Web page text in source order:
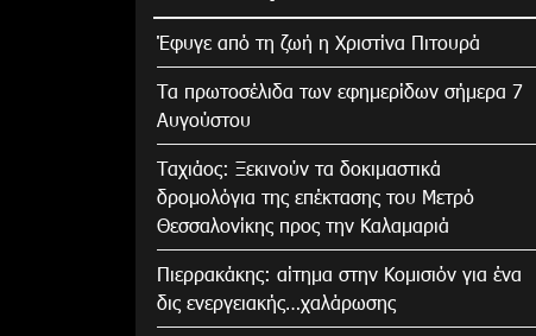
Έφυγε από τη ζωή η Χριστίνα Πιτουρά
Τα πρωτοσέλιδα των εφημερίδων σήμερα 7
Αυγούστου
Tαχιάος: Ξεκινούν τα δοκιμαστικά
δρομολόγια της επέκτασης του Μετρό
Θεσσαλονίκης προς την Καλαμαριά
Πιερρακάκης: αίτημα στην Κομισιόν για ένα
δις ενεργειακής…χαλάρωσης